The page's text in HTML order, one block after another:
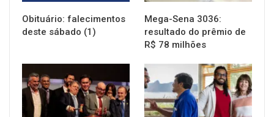
Obituário: falecimentos
deste sábado (1)
Mega-Sena 3036:
resultado do prêmio de
R$ 78 milhões
NOTÍCIAS NOTÍCIAS